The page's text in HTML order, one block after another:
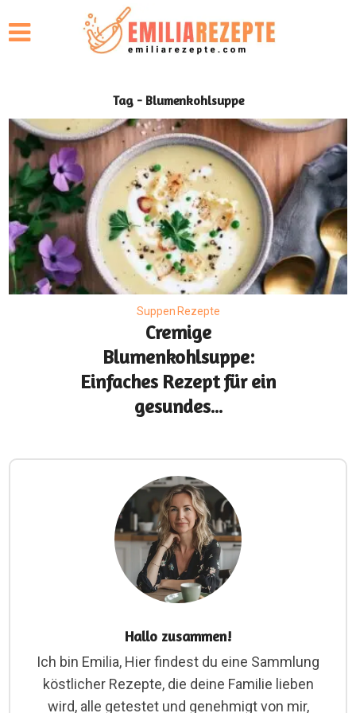
Tag - Blumenkohlsuppe
Suppen Rezepte
Cremige
Blumenkohlsuppe:
Einfaches Rezept für ein
gesundes...
Hallo zusammen!
Ich bin Emilia, Hier findest du eine Sammlung
köstlicher Rezepte, die deine Familie lieben
wird, alle getestet und genehmigt von mir,